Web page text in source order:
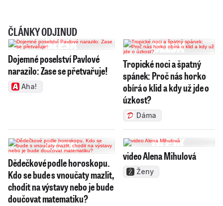
ČLÁNKY ODJINUD
Dojemné poselství Pavlové
narazilo: Zase se přetvařuje!
Aha!
Tropické noci a špatný
spánek: Proč nás horko
obírá o klid a kdy už jde o
úzkost?
Dáma
Dědečkové podle horoskopu.
Kdo se bude s vnoučaty mazlit,
chodit na výstavy nebo je bude
doučovat matematiku?
video Alena Mihulová
Ženy